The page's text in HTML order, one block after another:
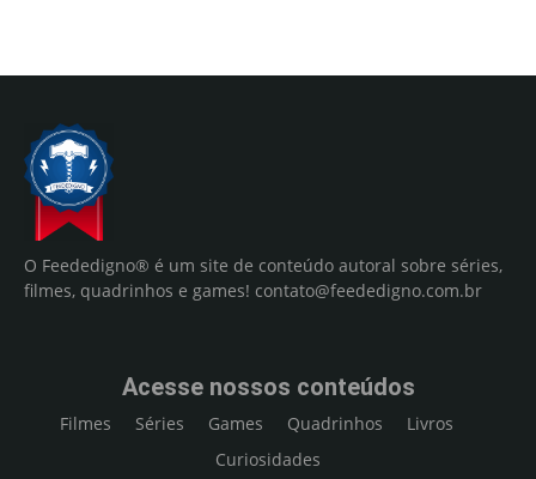
O Feededigno® é um site de conteúdo autoral sobre séries,
filmes, quadrinhos e games! contato@feededigno.com.br
Acesse nossos conteúdos
Filmes Séries Games Quadrinhos
Livros
Curiosidades